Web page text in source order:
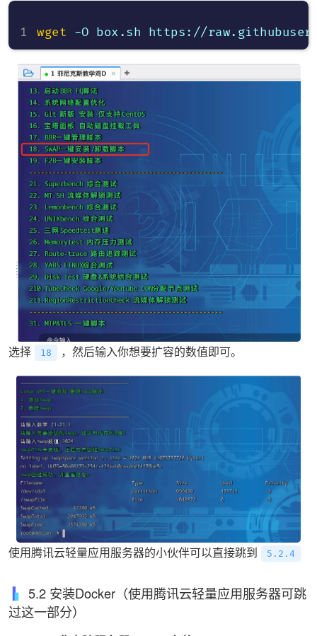
wget -O box.sh https://
选择 18 ，然后输入你想要扩容的数值即可。
使用腾讯云轻量应用服务器的小伙伴可以直接跳到 5.2.4
5.2 安装Docker（使用腾讯云轻量应用服务器可跳
过这一部分）